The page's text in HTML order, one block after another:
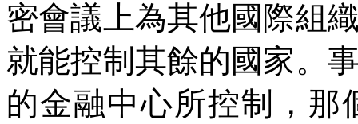
密會議上為其他國際組
就能控制其餘的國家。
的金融中心所控制，那